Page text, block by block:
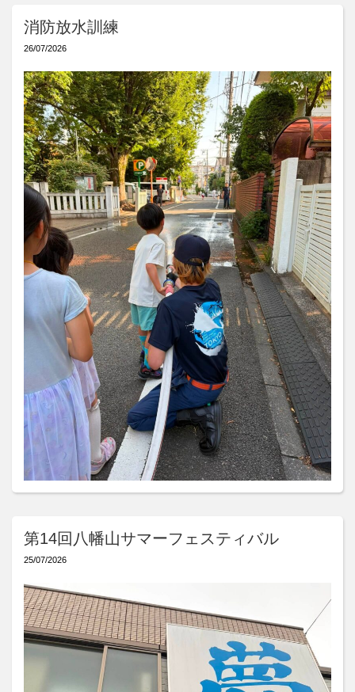
消防放水訓練
26/07/2026
第14回八幡山サマーフェスティバル
25/07/2026